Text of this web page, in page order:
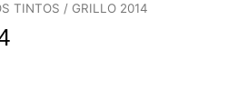
TINTOS / GRILLO 2014